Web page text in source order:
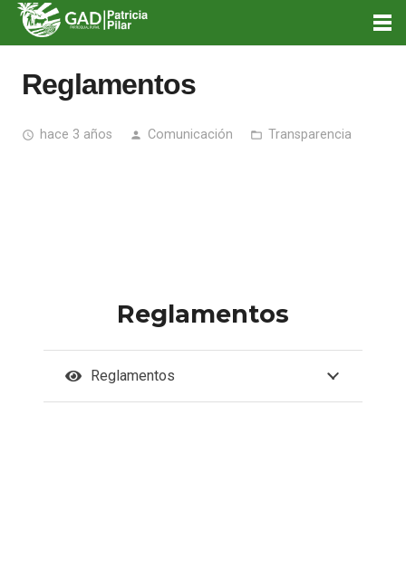
Reglamentos
access_time hace 3 años person Comunicación folder_open Transparencia
Reglamentos
Reglamentos